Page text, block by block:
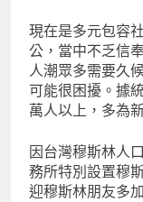
現在是多元包容
公，當中不乏信
人潮眾多需要久
可能很困擾。據
萬人以上，多為
因台灣穆斯林人
務所特別設置穆
迎穆斯林朋友多